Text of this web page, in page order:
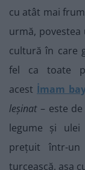
cu atât mai
urmă,
cultură în care
fel ca toate
acest İmam
leșinat– este
legume și ulei
prețuit într-
turcească, așa